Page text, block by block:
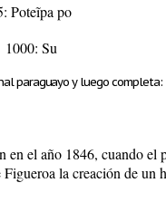
po
Su
paraguayo y luego completa:
el año 1846, cuando el
la creación de un